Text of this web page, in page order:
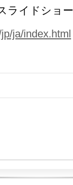
ライドショ
ja/index.html